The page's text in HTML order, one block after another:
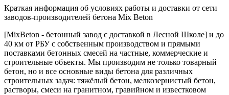
Краткая информация об условиях работы и доставки от сети
заводов-производителей бетона Mix Beton
[MixBeton - бетонный завод с доставкой в Лесной Школе] и до
40 км от РБУ с собственным производством и прямыми
поставками бетонных смесей на частные, коммерческие и
строительные объекты. Мы производим не только товарный
бетон, но и все основные виды бетона для различных
строительных задач: тяжёлый бетон, мелкозернистый бетон,
растворы, смеси на гранитном, гравийном и известковом